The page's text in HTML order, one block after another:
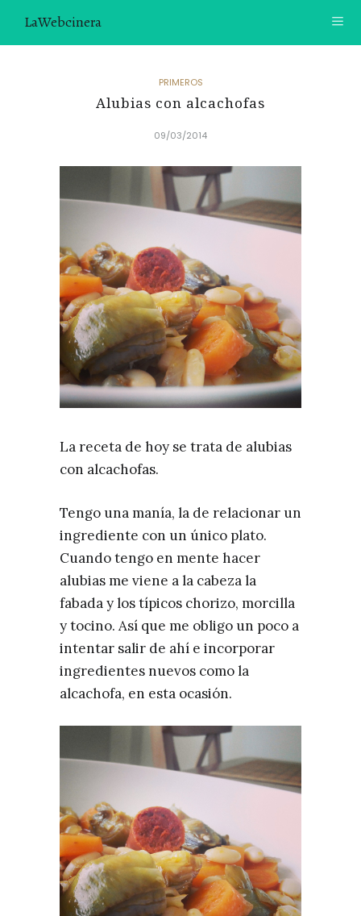
LaWebcinera
VIDEORECETAS
¿TE GUSTARÍA UNIRTE A NUESTRA AVENTURA GASTRON
ÚNETE A LA NEWSLETTER
RECOMENDACIONES
PRIMEROS
Alubias con alcachofas
09/03/2014
La receta de hoy se trata de alubias
con alcachofas.
Tengo una manía, la de relacionar un
ingrediente con un único plato.
Cuando tengo en mente hacer
alubias me viene a la cabeza la
fabada y los típicos chorizo, morcilla
y tocino. Así que me obligo un poco a
intentar salir de ahí e incorporar
ingredientes nuevos como la
alcachofa, en esta ocasión.